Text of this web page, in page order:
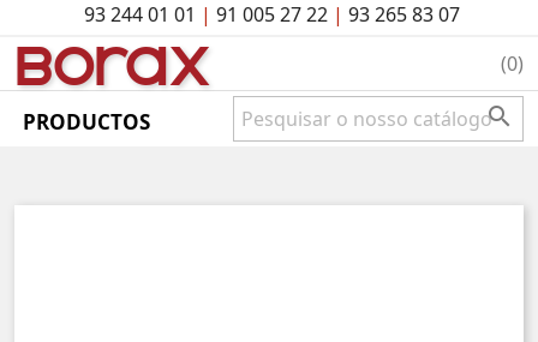
93 244 01 01 | 91 005 27 22| 93 265 83 07
BOrAx (0)
PRODUCTOS 